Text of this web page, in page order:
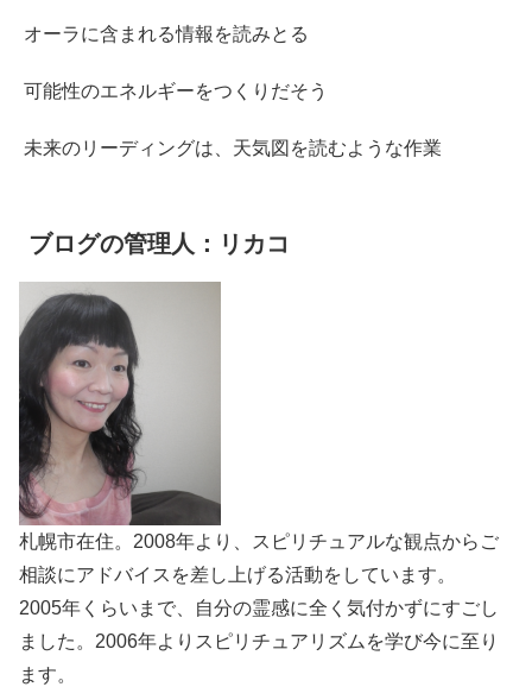
オーラに含まれる情報を読みとる
可能性のエネルギーをつくりだそう
未来のリーディングは、天気図を読むような作業
ブログの管理人：リカコ
札幌市在住。2008年より、スピリチュアルな観点からご
相談にアドバイスを差し上げる活動をしています。
2005年くらいまで、自分の霊感に全く気付かずにすごし
ました。2006年よりスピリチュアリズムを学び今に至り
ます。